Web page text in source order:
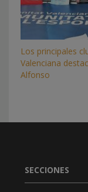
Los principales
Valenciana
Alfonso
SECCIONES